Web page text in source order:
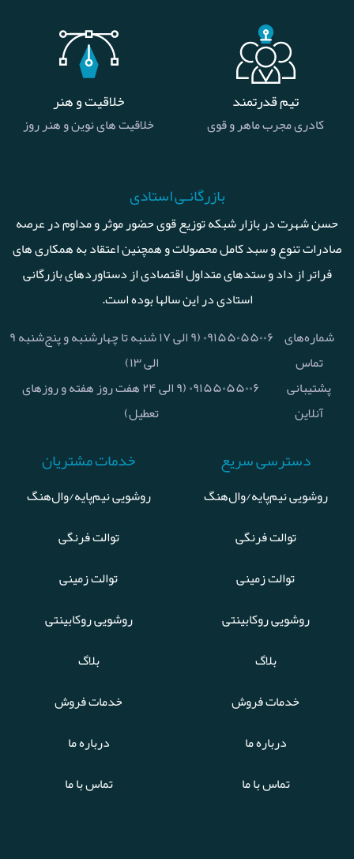
تیم قدرتمند
کادری مجرب ماهر و قوی
خلاقیت و هنر
خلاقیت های نوین و هنر روز
بازرگانـی استادی
حسن شهرت در بازار شبکه توزیع قوی حضور موثر و مداوم در عرصه
صادرات تنوع و سبد کامل محصولات و همچنین اعتقاد به همکاری های
فراتر از داد و ستدهای متداول اقتصادی از دستاوردهای بازرگانی
استادی در این سالها بوده است.
شماره‌های
تماس
۰۹۱۵۵۰۵۵۰۰۶ (۹ الی ۱۷ شنبه تا چهارشنبه و پنج‌شنبه ۹
الی ۱۳)
پشتیبانی
آنلاین
۰۹۱۵۵۰۵۵۰۰۶ (۹ الی ۲۴ هفت روز هفته و روزهای
تعطیل)
دسترسی سریع
روشویی نیم‌پایه/وال‌هنگ
توالت فرنگی
توالت زمینی
روشویی روکابینتی
بلاگ
خدمات فروش
درباره ما
تماس با ما
خدمات مشتریان
روشویی نیم‌پایه/وال‌هنگ
توالت فرنگی
توالت زمینی
روشویی روکابینتی
بلاگ
خدمات فروش
درباره ما
تماس با ما